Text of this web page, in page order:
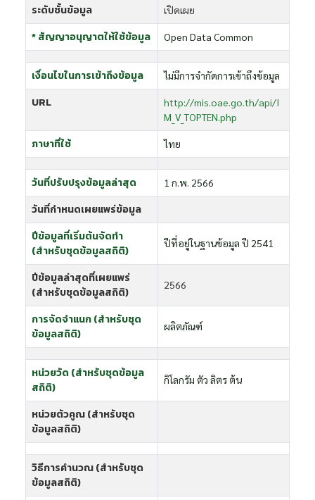
ระดับชั้นข้อมูล เปิดเผย
* สัญญาอนุญาตให้ใช้ข้อมูล Open Data Common
เงื่อนไขในการเข้าถึงข้อมูล ไม่มีการจำกัดการเข้าถึงข้อมูล
URL
http://mis.oae.go.th/api/I
M_V_TOPTEN.php
ภาษาที่ใช้ ไทย
วันที่ปรับปรุงข้อมูลล่าสุด 1 ก.พ. 2566
วันที่กำหนดเผยแพร่ข้อมูล
ปีข้อมูลที่เริ่มต้นจัดทำ
(สำหรับชุดข้อมูลสถิติ)
ปีที่อยู่ในฐานข้อมูล ปี 2541
ปีข้อมูลล่าสุดที่เผยแพร่
(สำหรับชุดข้อมูลสถิติ)
2566
การจัดจำแนก (สำหรับชุด
ข้อมูลสถิติ)
ผลิตภัณฑ์
หน่วยวัด (สำหรับชุดข้อมูล
สถิติ)
กิโลกรัม ตัว ลิตร ต้น
หน่วยตัวคูณ (สำหรับชุด
ข้อมูลสถิติ)
วิธีการคำนวณ (สำหรับชุด
ข้อมูลสถิติ)